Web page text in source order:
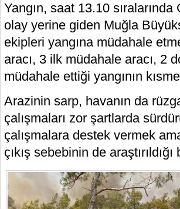
Yangın, saat 13.10
olay yerine giden Muğla
ekipleri yangına müdahale
aracı, 3 ilk müdahale aracı, 2
müdahale ettiği yangının
Arazinin sarp, havanın da
çalışmaları zor şartlarda
çalışmalara destek vermek
çıkış sebebinin de